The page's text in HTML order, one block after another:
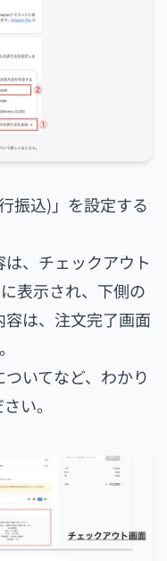
振込)」を設定する
、チェックアウト
表示され、下側の
容は、注文完了画面
いてなど、わかり
い。